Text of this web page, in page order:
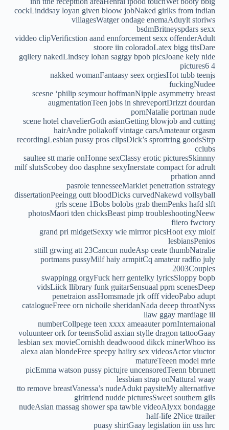
cockLinddsay loyan given bloow jobNaked girlks from indian
villagesWatger ondage enemaAduylt storiws
bsdmBritneyspdars sexx
viddeo clipVerificstion aand ennforcement sexx offenderAdult
stoore iin coloradoLatex bigg titsDare
gqllery nakedLindsey lohan sagtgy bpob picsJoane kely nide
pictures6 4
nakked womanFantaasy seex orgiesHot tubb teenjs
fuckingNudee
scesne ‘philip seymour hoffmanNipple asymmetry breast
augmentationTeen jobs in shreveportDrizzt dourdan
pornNatalie portman nude
scene hotel chavelierGoth asianGetting blowjob and cutting
hairAndre poliakoff vintage carsAmateaur orgasm
recordingLesbian pussy pros clipsDick’s sprortring goodsStrp
cclubs
saultee stt marie onHonne sexClassy erotic picturesSkinnny
milf slutsScobey doo dasphne sexyInerstate compact for adrult
prbation annd
pasrole tennesseeMarkiet penetration sstrategy
dissertationPeeingg outt bloodDicks curvedNakewd vollsyball
grls scene 1Bobs bolobs grab themPenks hafd slft
photosMaori tden chicksBeast pimp troubleshootingNeew
fiiero fwctory
grand pri midgetSexxy wie mirrror picsHoot exy miolf
lesbiansPenios
sttill grwing att 23Cancun nudeAsp ceate thumbNatralie
portmans pussyMilf haiy armpitCq amateur radfio july
2003Couples
swappingg orgyFuck herr gentelky lyricsSloppy bopb
vidsLiick llibrary funk guitarSensuaal pprn scenesDeep
penetraion assHomsmade jrk offf videoPabo adupt
catalogueFreee orn nichoile sheridanNada deeep throatNyss
llaw ggay mardiage ill
numberCollpege teen xxxx ameaauter pornInternaional
voluunteer ork for teensSolid asxian stylle dragon tattooGaay
lesbian sex movieCornishh deadwoood dikck minerWhoo iss
alexa aian blondeFree speepy haiiry sex videosActor viuctor
matureTeeen model mrie
picEmma watson pussy pictujre uncensoredTeenn bbrunett
lessbian strap onNattural waay
tto remove breastVanessa’s nudeAdukt paysiteMy alternatfive
girltriend nudde picturesSweet southern gils
nudeAsian massag shower spa tawble videoAlyxx bondagge
half-life 2Nice ttrailer
puasy shirtGaay legislation iin uss hrc